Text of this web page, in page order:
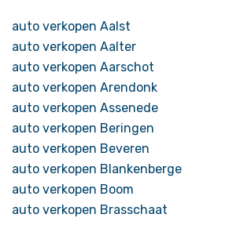
auto verkopen Aalst
auto verkopen Aalter
auto verkopen Aarschot
auto verkopen Arendonk
auto verkopen Assenede
auto verkopen Beringen
auto verkopen Beveren
auto verkopen Blankenberge
auto verkopen Boom
auto verkopen Brasschaat